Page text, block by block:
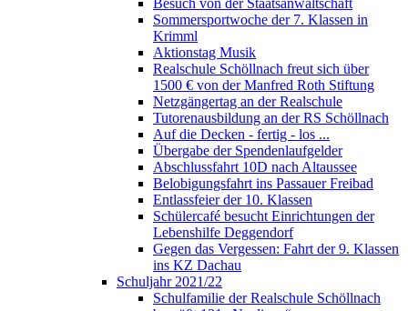
Besuch von der Staatsanwaltschaft
Sommersportwoche der 7. Klassen in
Krimml
Aktionstag Musik
Realschule Schöllnach freut sich über
1500 € von der Manfred Roth Stiftung
Netzgängertag an der Realschule
Tutorenausbildung an der RS Schöllnach
Auf die Decken - fertig - los ...
Übergabe der Spendenlaufgelder
Abschlussfahrt 10D nach Altaussee
Belobigungsfahrt ins Passauer Freibad
Entlassfeier der 10. Klassen
Schülercafé besucht Einrichtungen der
Lebenshilfe Deggendorf
Gegen das Vergessen: Fahrt der 9. Klassen
ins KZ Dachau
Schuljahr 2021/22
Schulfamilie der Realschule Schöllnach